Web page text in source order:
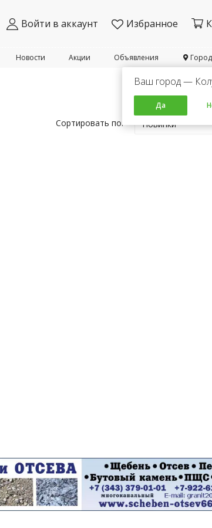
Войти в аккаунт Избранное
Ваш город —
Да
Объявления
Акции
Новости
Сортировать по: Новинки